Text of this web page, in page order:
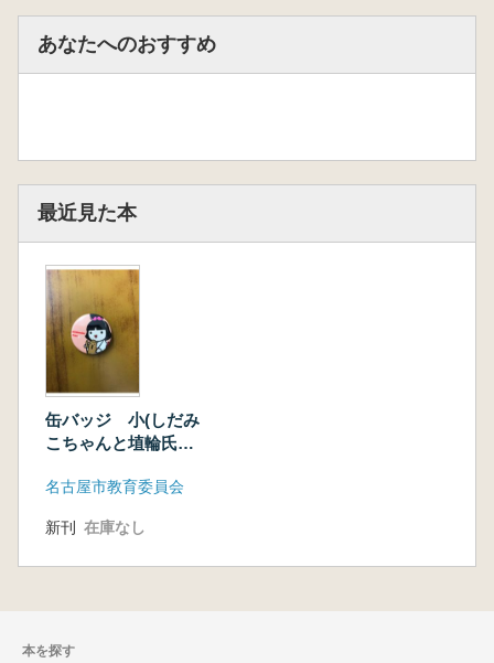
あなたへのおすすめ
最近見た本
缶バッジ 小(しだみ
こちゃんと埴輪氏
名古屋市教育委員会
新刊 在庫なし
本を探す